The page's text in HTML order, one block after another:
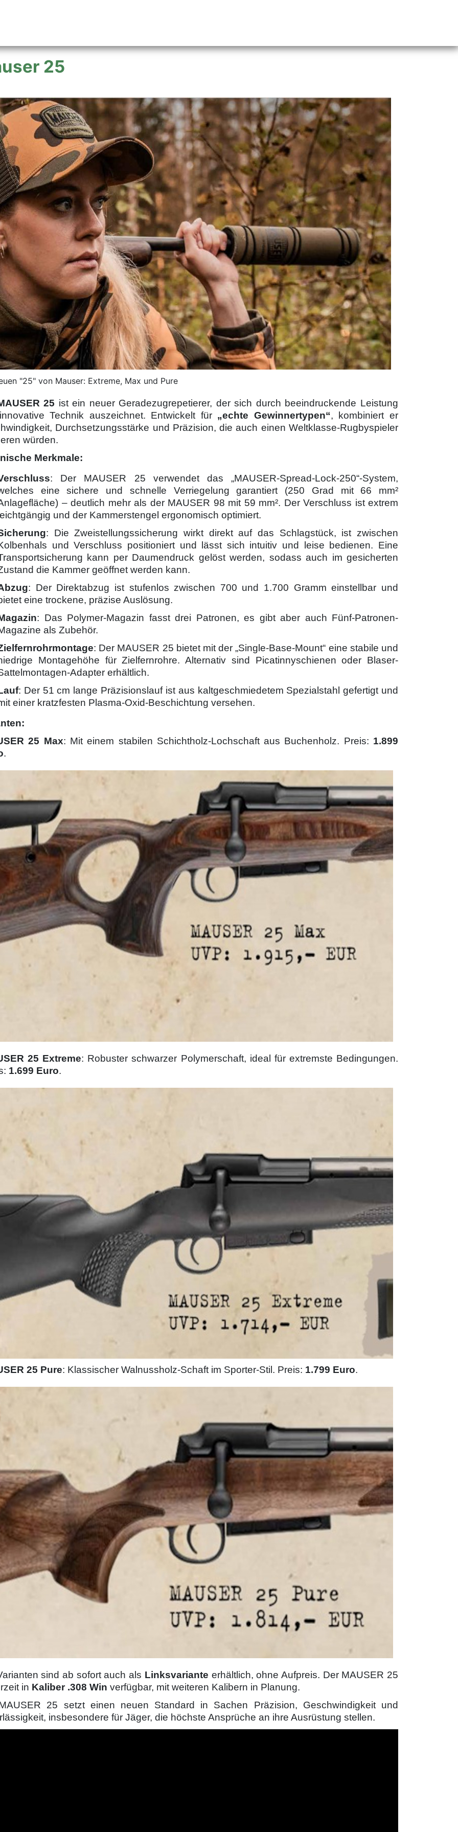
25
"25" von Mauser: Extreme, Max und Pure
25 ist ein neuer Geradezugrepetierer, der sich durch beeindruckende Leistung
Technik auszeichnet. Entwickelt für „echte Gewin­nertypen“, kombiniert er
Durchsetzungsstärke und Präzision, die auch einen Weltklasse-Rugbyspieler
würden.
Merkmale:
: Der MAUSER 25 verwendet das „MAUSER-Spread-Lock-250“-System,
eine sichere und schnelle Verriegelung garantiert (250 Grad mit 66 mm²
– deutlich mehr als der MAUSER 98 mit 59 mm². Der Verschluss ist extrem
und der Kammerstengel ergonomisch optimiert.
: Die Zweistellungssicherung wirkt direkt auf das Schlagstück, ist zwischen
und Verschluss positioniert und lässt sich intuitiv und leise bedienen. Eine
kann per Daumendruck gelöst werden, sodass auch im gesicherten
die Kammer geöffnet werden kann.
: Der Direktabzug ist stufenlos zwischen 700 und 1.700 Gramm einstellbar und
eine trockene, präzise Auslösung.
: Das Polymer-Magazin fasst drei Patronen, es gibt aber auch Fünf-Patronen-
als Zubehör.
: Der MAUSER 25 bietet mit der „Single-Base-Mount“ eine stabile und
Montagehöhe für Zielfernrohre. Alternativ sind Picatinnyschienen oder Blaser-
Adapter erhältlich.
: Der 51 cm lange Präzisionslauf ist aus kaltgeschmiedetem Spezialstahl gefertigt und
einer kratzfesten Plasma-Oxid-Beschichtung versehen.
25 Max: Mit einem stabilen Schichtholz-Lochschaft aus Buchenholz. Preis: 1.899
.
25 Extreme: Robuster schwarzer Polymerschaft, ideal für extremste Bedingungen.
1.699 Euro.
25 Pure: Klassischer Walnussholz-Schaft im Sporter-Stil. Preis: 1.799 Euro.
sind ab sofort auch als Linksvariante erhältlich, ohne Aufpreis. Der MAUSER 25
in Kaliber .308 Win verfügbar, mit weiteren Kalibern in Planung.
25 setzt einen neuen Standard in Sachen Präzision, Geschwindigkeit und
insbesondere für Jäger, die höchste Ansprüche an ihre Ausrüstung stellen.